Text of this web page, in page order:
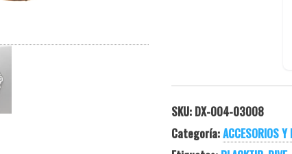
SKU: DX-004-03008
Categoría:ACCESORIOS